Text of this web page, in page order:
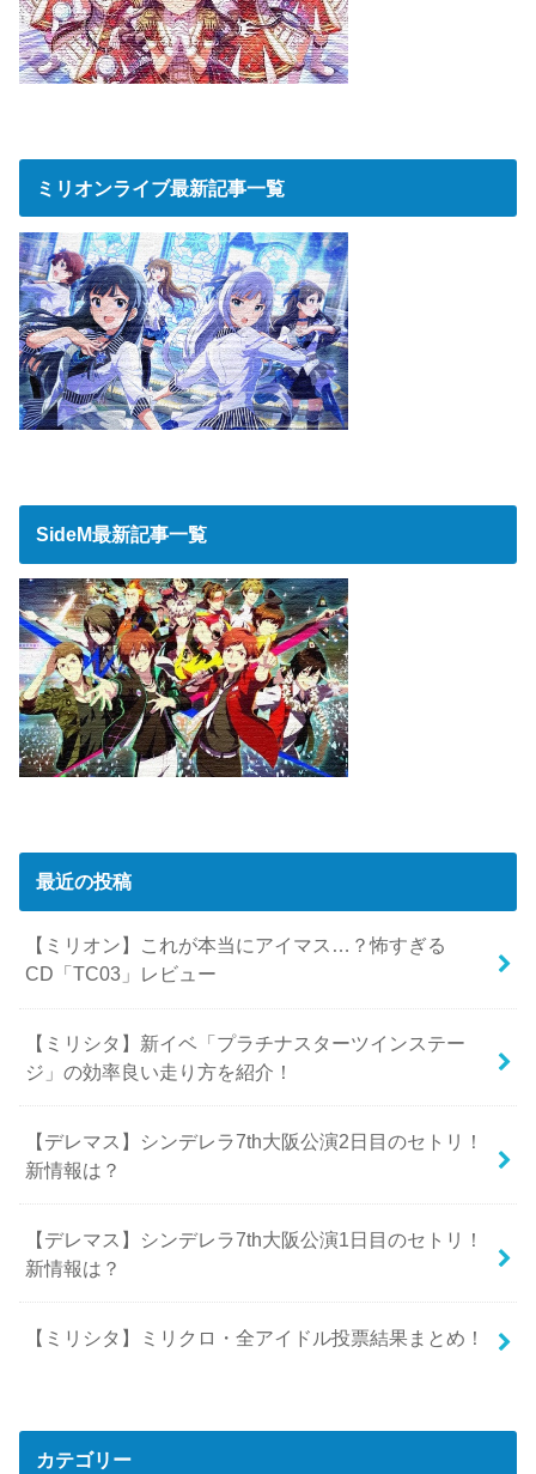
ミリオンライブ最新記事一覧
SideM最新記事一覧
最近の投稿
【ミリオン】これが本当にアイマス…？怖すぎる
CD「TC03」レビュー
【ミリシタ】新イベ「プラチナスターツインステー
ジ」の効率良い走り方を紹介！
【デレマス】シンデレラ7th大阪公演2日目のセトリ！
新情報は？
【デレマス】シンデレラ7th大阪公演1日目のセトリ！
新情報は？
【ミリシタ】ミリクロ・全アイドル投票結果まとめ！
カテゴリー